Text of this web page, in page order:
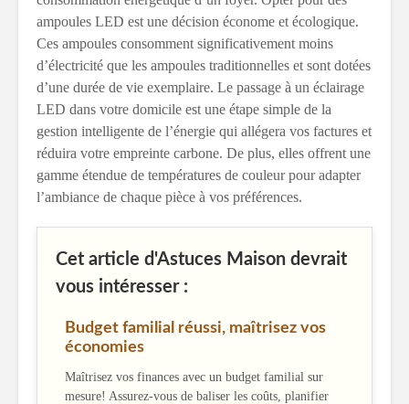
ampoules LED est une décision économe et écologique.
Ces ampoules consomment significativement moins
d’électricité que les ampoules traditionnelles et sont dotées
d’une durée de vie exemplaire. Le passage à un éclairage
LED dans votre domicile est une étape simple de la
gestion intelligente de l’énergie qui allégera vos factures et
réduira votre empreinte carbone. De plus, elles offrent une
gamme étendue de températures de couleur pour adapter
l’ambiance de chaque pièce à vos préférences.
Cet article d'Astuces Maison devrait
vous intéresser :
Budget familial réussi, maîtrisez vos
économies
Maîtrisez vos finances avec un budget familial sur
mesure! Assurez-vous de baliser les coûts, planifier